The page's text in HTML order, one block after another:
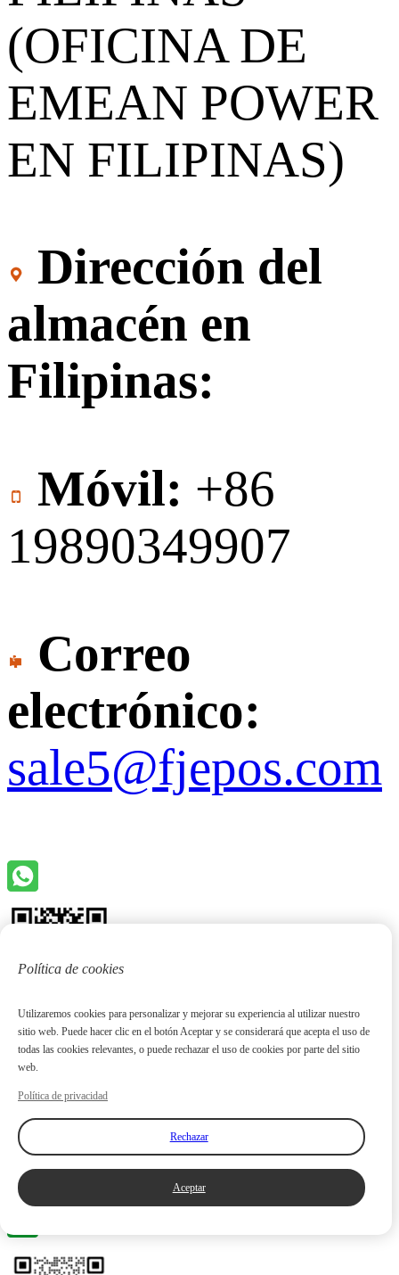
(OFICINA DE
EMEAN POWER
EN FILIPINAS)
Dirección del
almacén en
Filipinas:
Móvil: +86
19890349907
Correo
electrónico:
sale5@fjepos.com
Política de cookies
Utilizaremos cookies para personalizar y mejorar su experiencia al utilizar nuestro
sitio web. Puede hacer clic en el botón Aceptar y se considerará que acepta el uso de
todas las cookies relevantes, o puede rechazar el uso de cookies por parte del sitio
web.
Política de privacidad
Rechazar
Aceptar